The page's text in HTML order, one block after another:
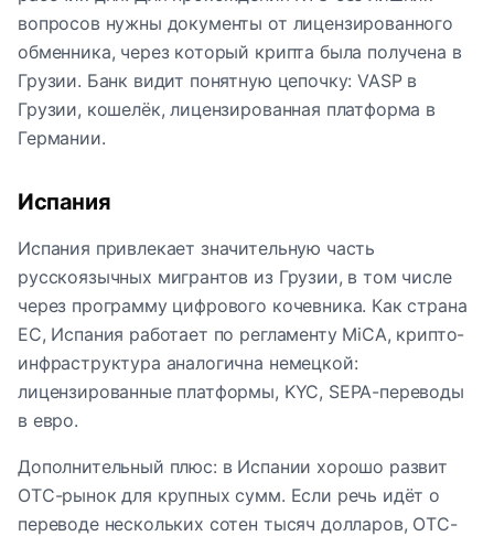
вопросов нужны документы от лицензированного
обменника, через который крипта была получена в
Грузии. Банк видит понятную цепочку: VASP в
Грузии, кошелёк, лицензированная платформа в
Германии.
Испания
Испания привлекает значительную часть
русскоязычных мигрантов из Грузии, в том числе
через программу цифрового кочевника. Как страна
ЕС, Испания работает по регламенту MiCA, крипто-
инфраструктура аналогична немецкой:
лицензированные платформы, KYC, SEPA-переводы
в евро.
Дополнительный плюс: в Испании хорошо развит
OTC-рынок для крупных сумм. Если речь идёт о
переводе нескольких сотен тысяч долларов, OTC-